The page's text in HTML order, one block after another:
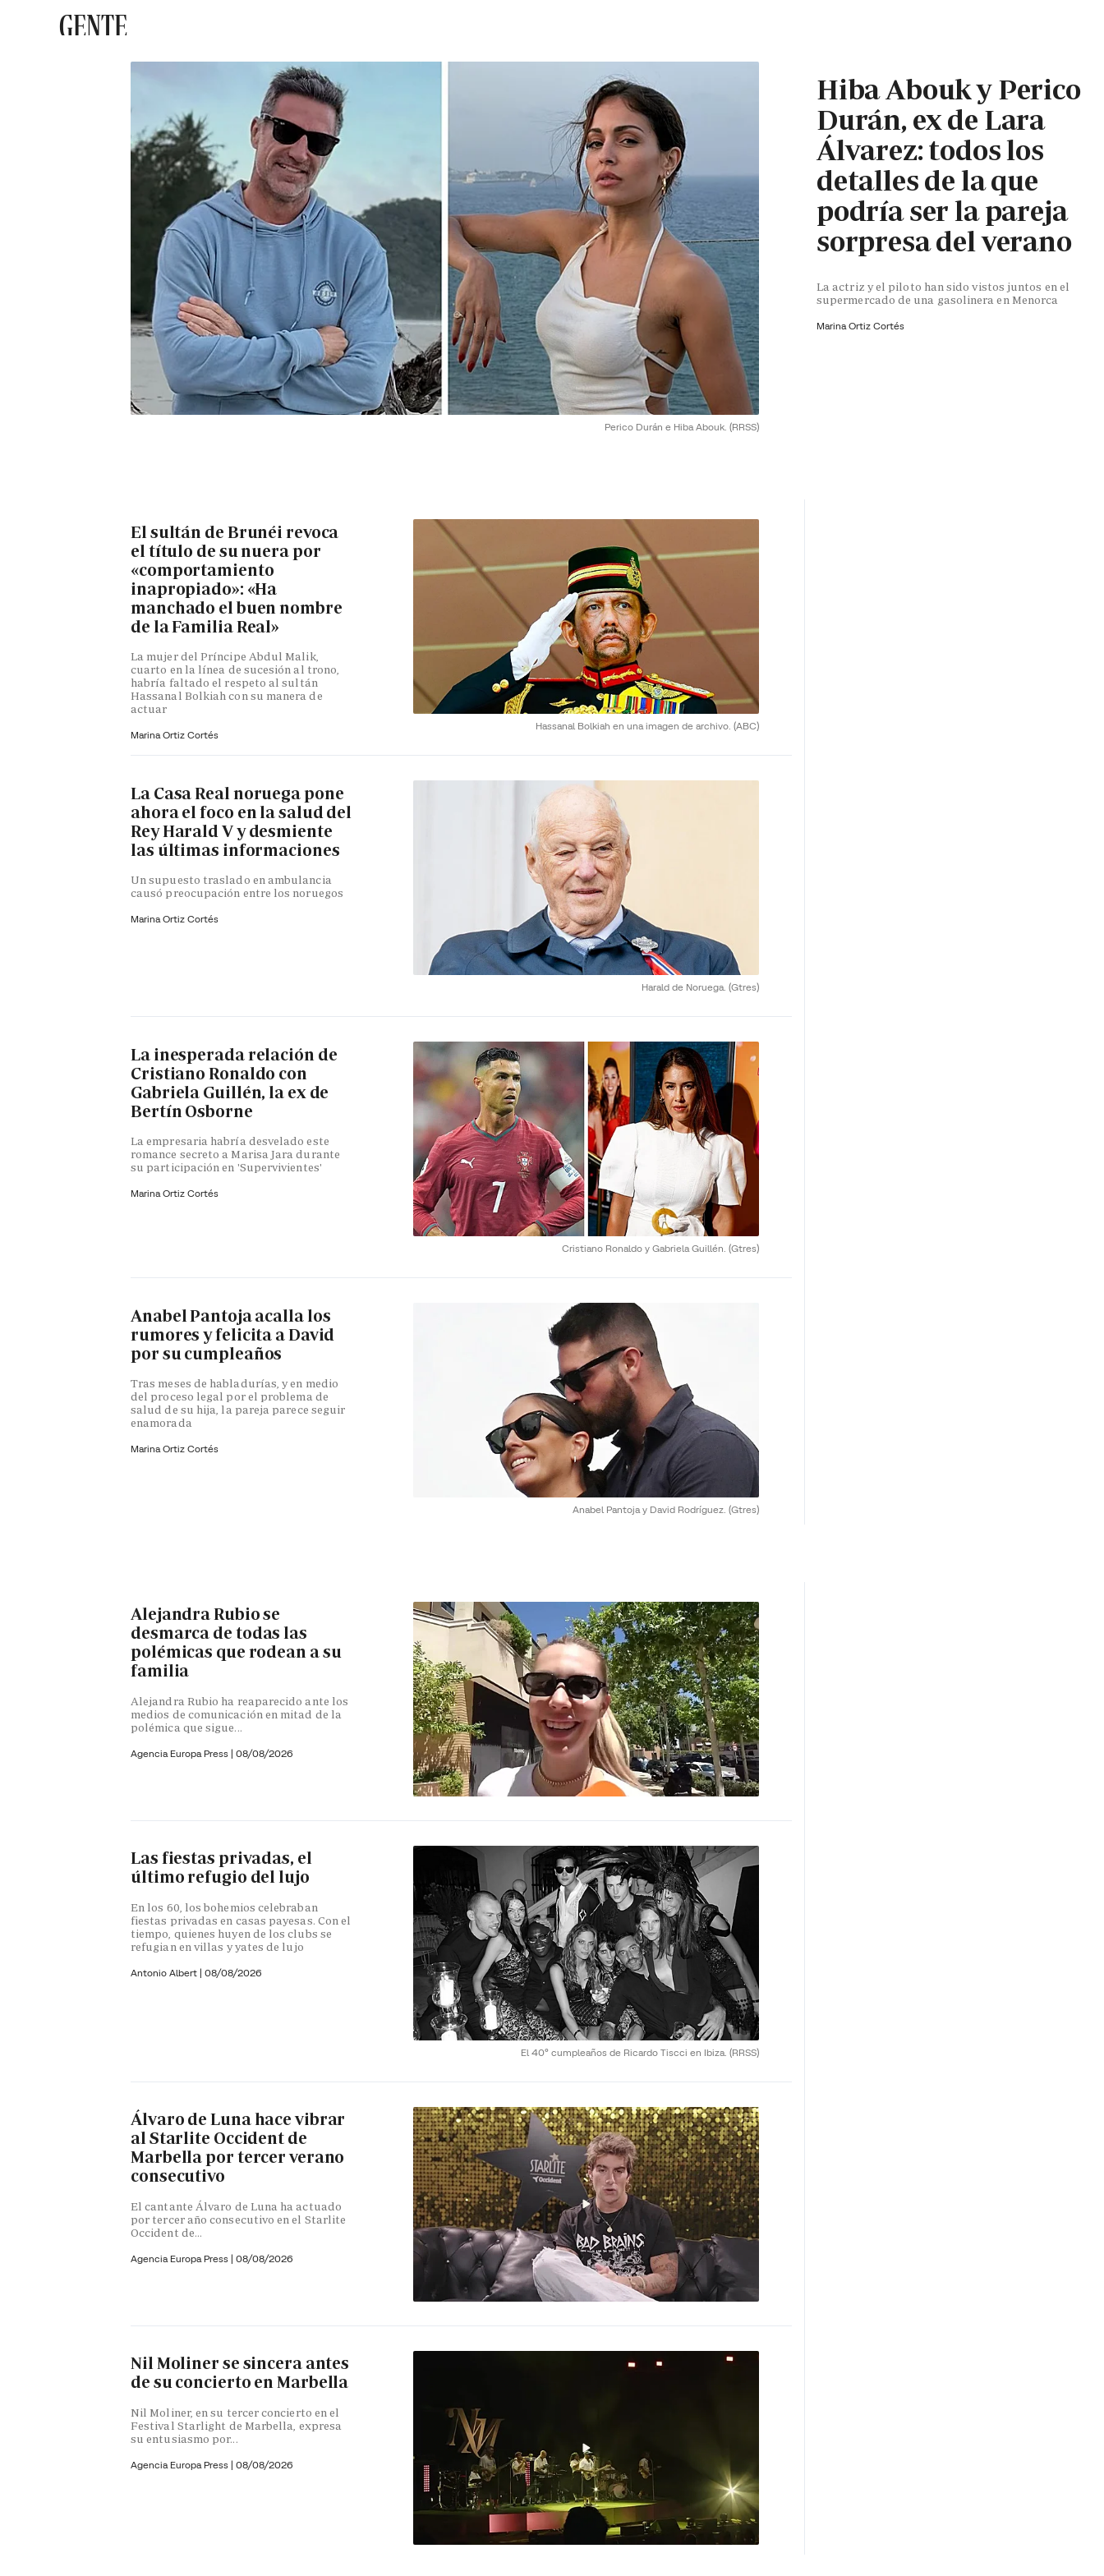
GENTE
Perico Durán e Hiba Abouk. (RRSS)
Hiba Abouk y Perico
Durán, ex de Lara
Álvarez: todos los
detalles de la que
podría ser la pareja
sorpresa del verano
La actriz y el piloto han sido vistos juntos en el
supermercado de una gasolinera en Menorca
Marina Ortiz Cortés
Hassanal Bolkiah en una imagen de archivo. (ABC)
El sultán de Brunéi revoca
el título de su nuera por
«comportamiento
inapropiado»: «Ha
manchado el buen nombre
de la Familia Real»
La mujer del Príncipe Abdul Malik,
cuarto en la línea de sucesión al trono,
habría faltado el respeto al sultán
Hassanal Bolkiah con su manera de
actuar
Marina Ortiz Cortés
Harald de Noruega. (Gtres)
La Casa Real noruega pone
ahora el foco en la salud del
Rey Harald V y desmiente
las últimas informaciones
Un supuesto traslado en ambulancia
causó preocupación entre los noruegos
Marina Ortiz Cortés
Cristiano Ronaldo y Gabriela Guillén. (Gtres)
La inesperada relación de
Cristiano Ronaldo con
Gabriela Guillén, la ex de
Bertín Osborne
La empresaria habría desvelado este
romance secreto a Marisa Jara durante
su participación en 'Supervivientes'
Marina Ortiz Cortés
Anabel Pantoja y David Rodríguez. (Gtres)
Anabel Pantoja acalla los
rumores y felicita a David
por su cumpleaños
Tras meses de habladurías, y en medio
del proceso legal por el problema de
salud de su hija, la pareja parece seguir
enamorada
Marina Ortiz Cortés
Alejandra Rubio se
desmarca de todas las
polémicas que rodean a su
familia
Alejandra Rubio ha reaparecido ante los
medios de comunicación en mitad de la
polémica que sigue...
Agencia Europa Press | 08/08/2026
El 40º cumpleaños de Ricardo Tiscci en Ibiza. (RRSS)
Las fiestas privadas, el
último refugio del lujo
En los 60, los bohemios celebraban
fiestas privadas en casas payesas. Con el
tiempo, quienes huyen de los clubs se
refugian en villas y yates de lujo
Antonio Albert | 08/08/2026
Álvaro de Luna hace vibrar
al Starlite Occident de
Marbella por tercer verano
consecutivo
El cantante Álvaro de Luna ha actuado
por tercer año consecutivo en el Starlite
Occident de...
Agencia Europa Press | 08/08/2026
Nil Moliner se sincera antes
de su concierto en Marbella
Nil Moliner, en su tercer concierto en el
Festival Starlight de Marbella, expresa
su entusiasmo por...
Agencia Europa Press | 08/08/2026